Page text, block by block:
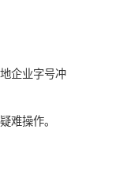
企业字号冲
难操作。